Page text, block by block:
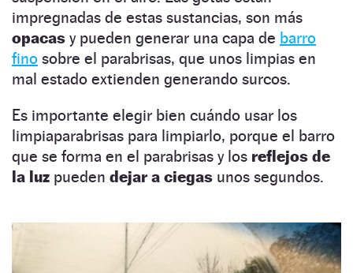
impregnadas de estas sustancias, son más
opacas y pueden generar una capa de barro
fino sobre el parabrisas, que unos limpias en
mal estado extienden generando surcos.
Es importante elegir bien cuándo usar los
limpiaparabrisas para limpiarlo, porque el barro
que se forma en el parabrisas y los reflejos de
la luz pueden dejar a ciegas unos segundos.